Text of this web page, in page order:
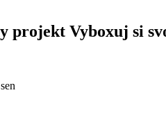
projekt Vyboxuj si